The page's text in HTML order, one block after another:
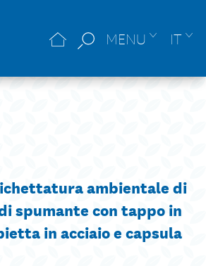
MENU IT
ambientale di
spumante con tappo in
in acciaio e capsula